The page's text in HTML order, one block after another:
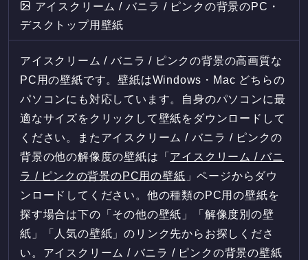
アイスクリーム / バニラ / ピンクの背景のPC・
デスクトップ用壁紙
アイスクリーム / バニラ / ピンクの背景の高画質な
PC用の壁紙です。壁紙はWindows・Mac どちらの
パソコンにも対応しています。自身のパソコンに最
適なサイズをクリックして壁紙をダウンロードして
ください。またアイスクリーム / バニラ / ピンクの
背景の他の解像度の壁紙は「 アイスクリーム / バニ
ラ / ピンクの背景のPC用の壁紙 」ページからダウ
ンロードしてください。他の種類のPC用の壁紙を
探す場合は下の「その他の壁紙」「解像度別の壁
紙」「人気の壁紙」のリンク先からお探しくださ
い。アイスクリーム / バニラ / ピンクの背景の壁紙